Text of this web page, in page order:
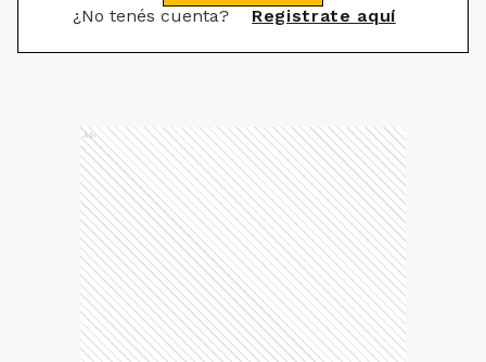
¿No tenés cuenta? Registrate aquí
Ads